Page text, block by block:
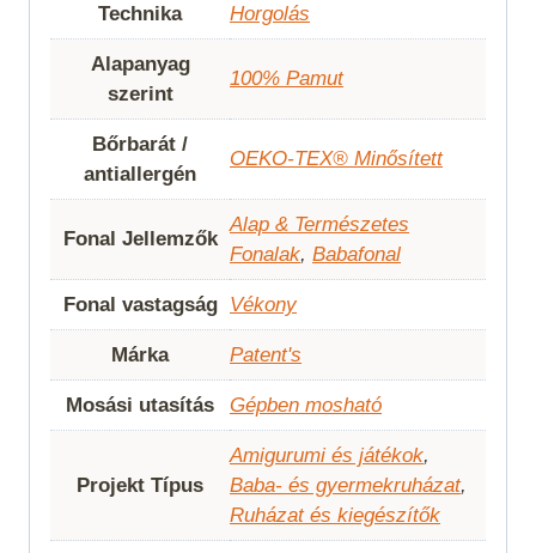
Technika
Horgolás
Alapanyag
szerint
100% Pamut
Bőrbarát /
antiallergén
OEKO-TEX® Minősített
Fonal Jellemzők
Alap & Természetes
Fonalak, Babafonal
Fonal vastagság Vékony
Márka Patent's
Mosási utasítás Gépben mosható
Projekt Típus
Amigurumi és játékok,
Baba- és gyermekruházat,
Ruházat és kiegészítők